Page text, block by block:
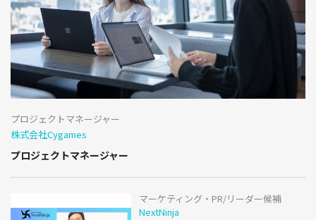
プロジェクトマネージャー
株式会社Cygames
プロジェクトマネージャー
マーケティング・PR/リーダー候補
NextNinja